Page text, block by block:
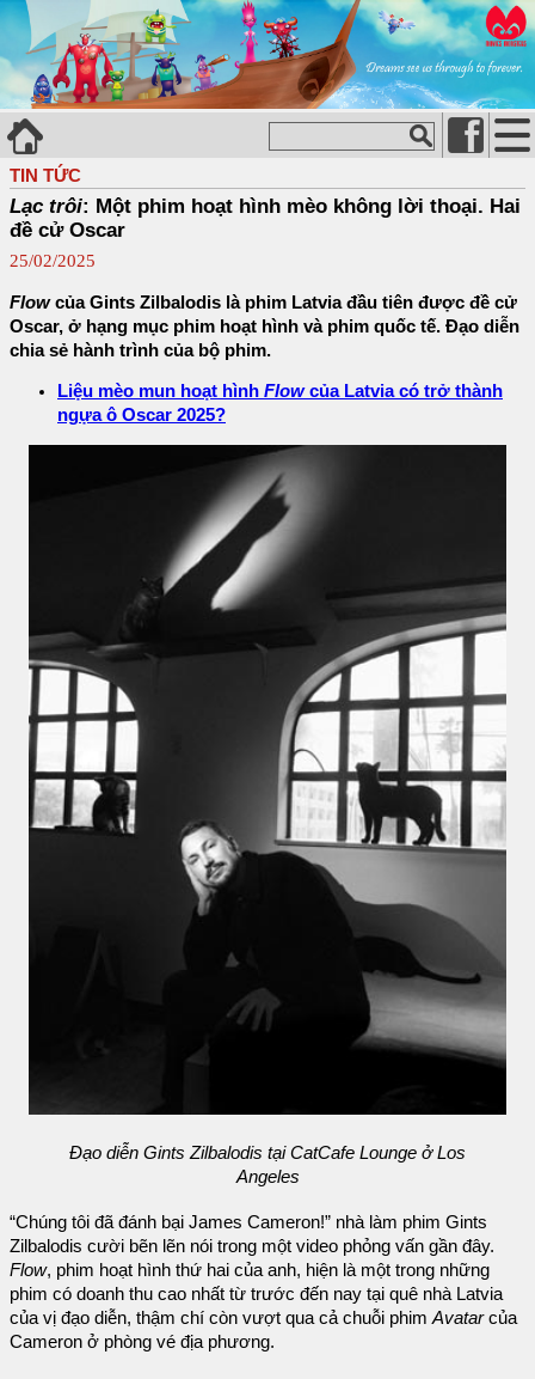
TIN TỨC
Lạc trôi: Một phim hoạt hình mèo không lời thoại. Hai
đề cử Oscar
25/02/2025
Flowcủa Gints Zilbalodis là phim Latvia đầu tiên được đề cử
Oscar, ở hạng mục phim hoạt hình và phim quốc tế. Đạo diễn
chia sẻ hành trình của bộ phim.
Liệu mèo mun hoạt hình Flowcủa Latvia có trở thành
ngựa ô Oscar 2025?
Đạo diễn Gints Zilbalodis tại CatCafe Lounge ở Los
Angeles
“Chúng tôi đã đánh bại James Cameron!” nhà làm phim Gints
Zilbalodis cười bẽn lẽn nói trong một video phỏng vấn gần đây.
Flow, phim hoạt hình thứ hai của anh, hiện là một trong những
phim có doanh thu cao nhất từ trước đến nay tại quê nhà Latvia
của vị đạo diễn, thậm chí còn vượt qua cả chuỗi phim Avatarcủa
Cameron ở phòng vé địa phương.